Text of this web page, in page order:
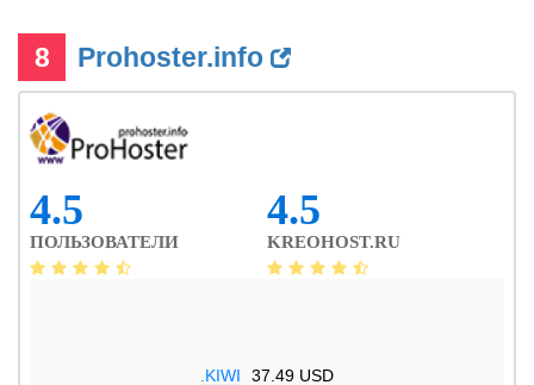
8 Prohoster.info
4.5
ПОЛЬЗОВАТЕЛИ
4.5
KREOHOST.RU
.KIWI 37.49 USD